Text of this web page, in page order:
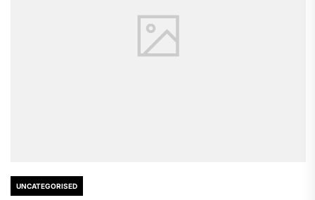
UNCATEGORISED